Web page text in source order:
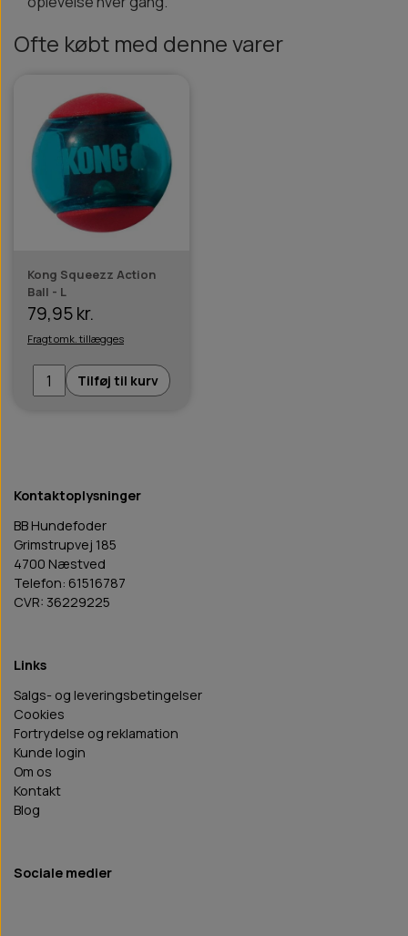
Ofte købt med denne varer
Kong Squeezz Action
Ball - L
79,95 kr.
Fragt omk. tillægges
Tilføj til kurv
Kontaktoplysninger
BB Hundefoder
Grimstrupvej 185
4700 Næstved
Telefon: 61516787
CVR: 36229225
Links
Salgs- og leveringsbetingelser
Cookies
Fortrydelse og reklamation
Kunde login
Om os
Kontakt
Blog
Sociale medier